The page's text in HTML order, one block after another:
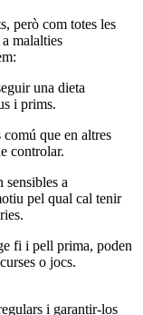
però com totes les
malalties
una dieta
i prims.
que en altres
controlar.
sensibles a
pel qual cal tenir
fi i pell prima, poden
o jocs.
i garantir-los